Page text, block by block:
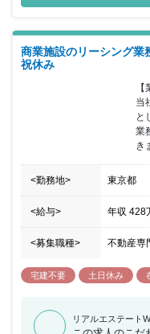
与グループにおいて、建
て建物管理の受託強化の
課です。 管理営業部で受
継がれその後のフォロー
商業施設のリーシング業
祝休み
当
と
業
き
<勤務地> 東京都
<給与> 年収 428
<募集職種> 不動産専
宅建不要 土日休み
リアルエステート